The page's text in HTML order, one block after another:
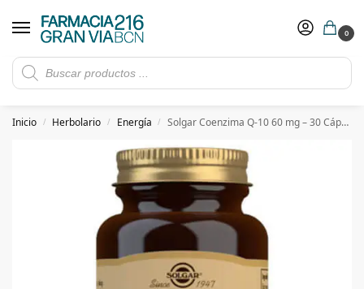
0
Rebajas de verano hasta -30%
​ 5€ de descuento con el cupón 5GRANVIA (compras superiores a 150€)
Inicio / Herbolario / Energía / Solgar Coenzima Q-10 60 mg – 30 Cápsulas blandas